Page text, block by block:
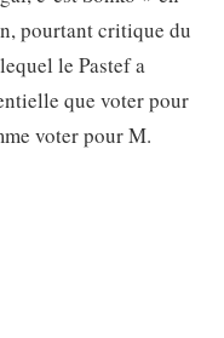
pourtant critique du
le Pastef a
que voter pour
voter pour M.